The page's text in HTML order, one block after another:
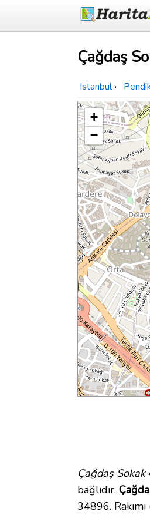
Çağdaş
Istanbul ›
+
−
Çağdaş Sokak
bağlıdır.
34896.